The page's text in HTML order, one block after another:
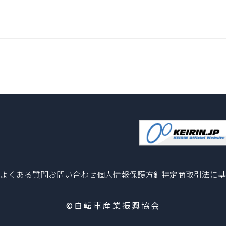
よくある質問お問い合わせ個人情報保護方針特定商取引法に
©自転車産業振興協会